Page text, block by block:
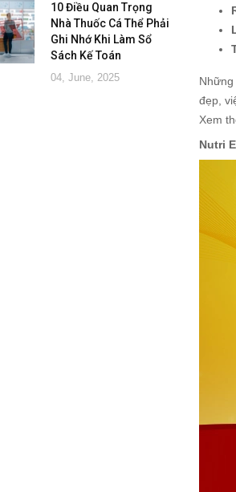
đẹp,
Xem
Nutri
10 Điều Quan Trọng
Nhà Thuốc Cá Thể Phải
Ghi Nhớ Khi Làm Sổ
Sách Kế Toán
04, June, 2025